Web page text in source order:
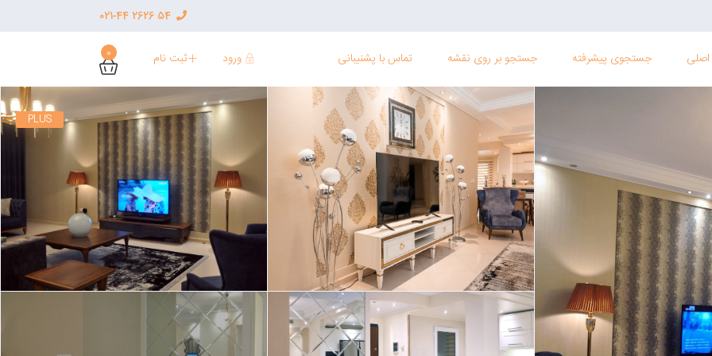
54 2626 021-44
0 ورود ثبت نام جستجوی پیشرفته جستجو بر روی نقشه تماس با پشنیبانی
PLUS